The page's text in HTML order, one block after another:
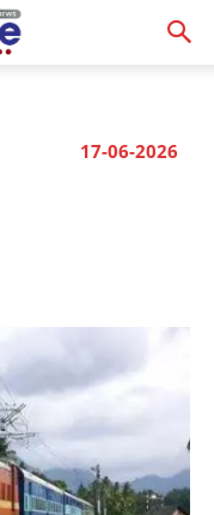
17-06-2026